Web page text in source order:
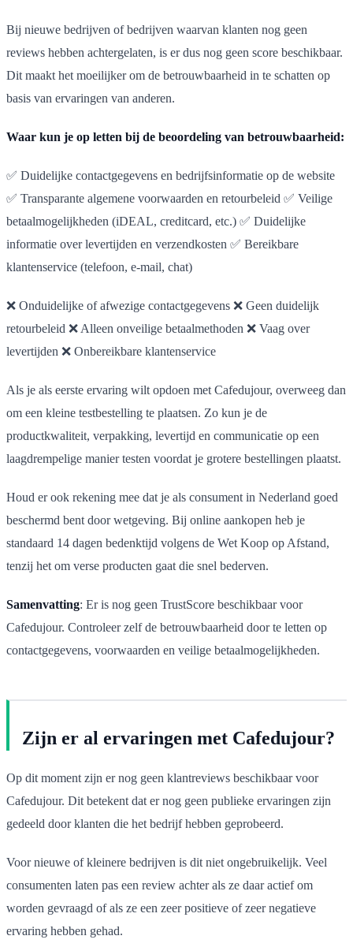
Bij nieuwe bedrijven of bedrijven waarvan klanten nog geen
reviews hebben achtergelaten, is er dus nog geen score beschikbaar.
Dit maakt het moeilijker om de betrouwbaarheid in te schatten op
basis van ervaringen van anderen.
Waar kun je op letten bij de beoordeling van betrouwbaarheid:
✅ Duidelijke contactgegevens en bedrijfsinformatie op de website
✅ Transparante algemene voorwaarden en retourbeleid ✅ Veilige
betaalmogelijkheden (iDEAL, creditcard, etc.) ✅ Duidelijke
informatie over levertijden en verzendkosten ✅ Bereikbare
klantenservice (telefoon, e-mail, chat)
❌ Onduidelijke of afwezige contactgegevens ❌ Geen duidelijk
retourbeleid ❌ Alleen onveilige betaalmethoden ❌ Vaag over
levertijden ❌ Onbereikbare klantenservice
Als je als eerste ervaring wilt opdoen met Cafedujour, overweeg dan
om een kleine testbestelling te plaatsen. Zo kun je de
productkwaliteit, verpakking, levertijd en communicatie op een
laagdrempelige manier testen voordat je grotere bestellingen plaatst.
Houd er ook rekening mee dat je als consument in Nederland goed
beschermd bent door wetgeving. Bij online aankopen heb je
standaard 14 dagen bedenktijd volgens de Wet Koop op Afstand,
tenzij het om verse producten gaat die snel bederven.
Samenvatting: Er is nog geen TrustScore beschikbaar voor
Cafedujour. Controleer zelf de betrouwbaarheid door te letten op
contactgegevens, voorwaarden en veilige betaalmogelijkheden.
Zijn er al ervaringen met Cafedujour?
Op dit moment zijn er nog geen klantreviews beschikbaar voor
Cafedujour. Dit betekent dat er nog geen publieke ervaringen zijn
gedeeld door klanten die het bedrijf hebben geprobeerd.
Voor nieuwe of kleinere bedrijven is dit niet ongebruikelijk. Veel
consumenten laten pas een review achter als ze daar actief om
worden gevraagd of als ze een zeer positieve of zeer negatieve
ervaring hebben gehad.